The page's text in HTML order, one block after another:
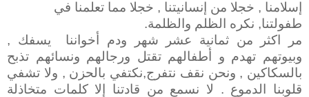
إسلامنا , خجلا من إنسانيتنا , خجلا مما تعلمنا في
طفولتنا, نكره الظلم والظلمة.
مر اكثر من ثمانية عشر شهر ودم أخواننا يسفك ,
وبيوتهم تهدم و أطفالهم تقتل ورجالهم ونسائهم تذبح
بالسكاكين , ونحن نقف نتفرج,نكتفي بالحزن , ولا تشفي
قلوبنا الدموع . لا نسمع من قادتنا إلا كلمات متخاذلة